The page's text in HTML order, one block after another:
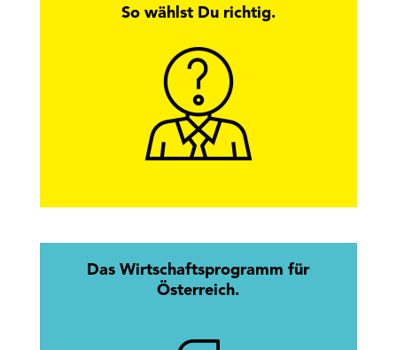
So wählst Du richtig.
Hier findest Du alle Antworten zur
Wirtschaftskammerwahl.
mehr erfahren
Das Wirtschaftsprogramm für
Österreich.